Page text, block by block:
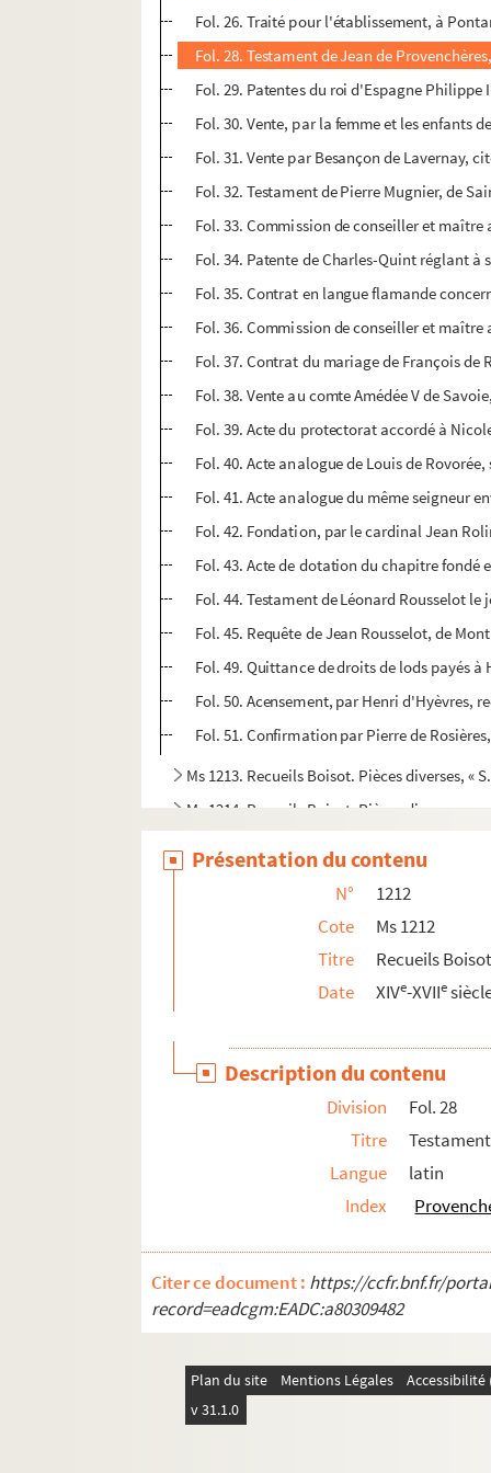
Fol. 26. Traité pour l'établissement, à
Fol. 28. Testament de Jean de
Fol. 29. Patentes du roi d'Espagne
Fol. 30. Vente, par la femme et les enfants
Fol. 31. Vente par Besançon de Lavernay,
Fol. 32. Testament de Pierre Mugnier, de
Fol. 33. Commission de conseiller et
Fol. 34. Patente de Charles-Quint réglant
Fol. 35. Contrat en langue flamande
Fol. 36. Commission de conseiller et
Fol. 37. Contrat du mariage de François de
Fol. 38. Vente au comte Amédée V de
Fol. 39. Acte du protectorat accordé à
Fol. 40. Acte analogue de Louis de
Fol. 41. Acte analogue du même seigneur
Fol. 42. Fondation, par le cardinal Jean
Fol. 43. Acte de dotation du chapitre
Fol. 44. Testament de Léonard Rousselot
Fol. 45. Requête de Jean Rousselot, de
Fol. 49. Quittance de droits de lods payés
Fol. 50. Acensement, par Henri
Fol. 51. Confirmation par Pierre de
Ms 1213. Recueils Boisot. Pièces diverses, « S.
Ms 1214. Recueils Boisot. Pièces diverses,
Présentation du contenu
N°
1212
Cote
Ms 1212
Titre
Recueils
Date
XIVe-XVIIe
Description du contenu
Division
Fol. 28
Titre
Langue
latin
Index
Citer ce document : https://ccfr.bnf.fr/
record=eadcgm:EADC:a80309482
Plan du site Mentions Légales
v 31.1.0